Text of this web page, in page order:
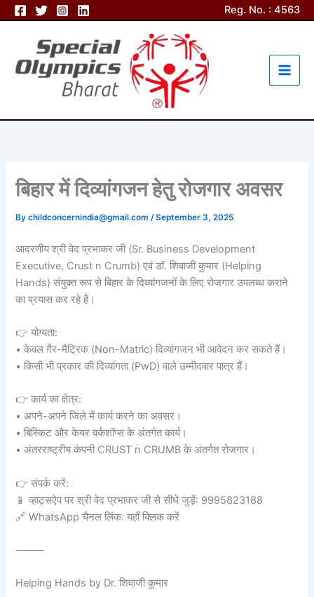
Skip
to
Reg. No. : 4563
बिहार में दिव्यांगजन हेतु रोजगार अवसर
Bychildconcernindia@gmail.com/September 3, 2025
आदरणीय श्री वेद प्रभाकर जी (Sr. Business Development
Executive, Crust n Crumb) एवं डॉ. शिवाजी कुमार (Helping
Hands) संयुक्त रूप से बिहार के दिव्यांगजनों के लिए रोजगार उपलब्ध कराने
का प्रयास कर रहे हैं।
👉 योग्यता:
• केवल ग़ैर-मैट्रिक (Non-Matric) दिव्यांगजन भी आवेदन कर सकते हैं।
• किसी भी प्रकार की दिव्यांगता (PwD) वाले उम्मीदवार पात्र हैं।
👉 कार्य का क्षेत्र:
• अपने-अपने जिले में कार्य करने का अवसर।
• बिस्किट और केयर वर्कशॉप्स के अंतर्गत कार्य।
• अंतरराष्ट्रीय कंपनी CRUST n CRUMB के अंतर्गत रोजगार।
👉 संपर्क करें:
📱 व्हाट्सऐप पर श्री वेद प्रभाकर जी से सीधे जुड़ें: 9995823188
🔗 WhatsApp चैनल लिंक: यहाँ क्लिक करें
⸻
Helping Hands by Dr. शिवाजी कुमार